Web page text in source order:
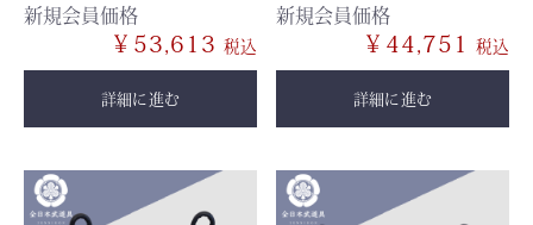
新規会員価格
￥53,613
詳細に進む
新規会員価格
￥44,751
詳細に進む